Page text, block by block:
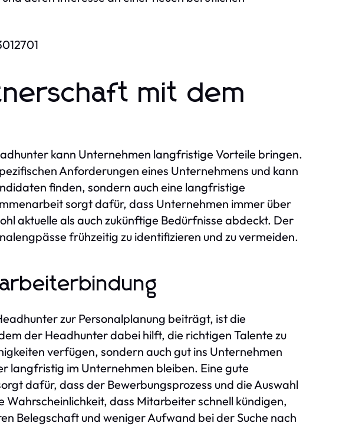
mit dem
kann Unternehmen langfristige Vorteile bringen.
Anforderungen eines Unternehmens und kann
finden, sondern auch eine langfristige
sorgt dafür, dass Unternehmen immer über
aktuelle als auch zukünftige Bedürfnisse abdeckt. Der
frühzeitig zu identifizieren und zu vermeiden.
zur Personalplanung beiträgt, ist die
der Headhunter dabei hilft, die richtigen Talente zu
verfügen, sondern auch gut ins Unternehmen
langfristig im Unternehmen bleiben. Eine gute
dafür, dass der Bewerbungsprozess und die Auswahl
dass Mitarbeiter schnell kündigen,
Belegschaft und weniger Aufwand bei der Suche nach